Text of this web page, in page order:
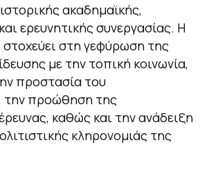
ακαδημαϊκής,
ερευνητικής συνεργασίας. Η
στη γεφύρωση της
με την τοπική κοινωνία,
προστασία του
την προώθηση της
καθώς και την ανάδειξη
κληρονομιάς της